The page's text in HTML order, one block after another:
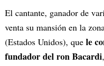
El cantante, ganador de
venta su mansión en la
(Estados Unidos), que le
fundador del ron Bacardi